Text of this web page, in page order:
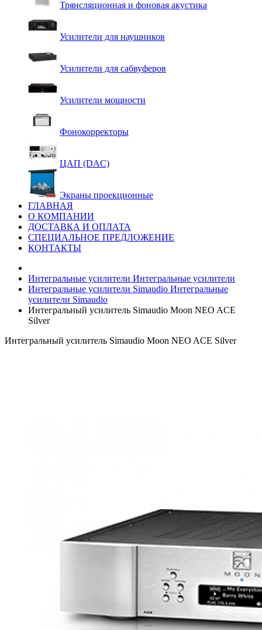
Трянсляционная и фоновая акустика
Усилители для наушников
Усилители для сабвуферов
Усилители мощности
Фонокорректоры
ЦАП (DAC)
Экраны проекционные
ГЛАВНАЯ
О КОМПАНИИ
ДОСТАВКА И ОПЛАТА
СПЕЦИАЛЬНОЕ ПРЕДЛОЖЕНИЕ
КОНТАКТЫ
Интегральные усилители Интегральные усилители
Интегральные усилители Simaudio Интегральные
усилители Simaudio
Интегральный усилитель Simaudio Moon NEO ACE
Silver
Интегральный усилитель Simaudio Moon NEO ACE Silver